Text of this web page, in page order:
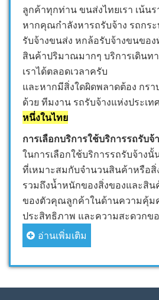
ลูกค้าทุกท่าน ขนส่งไทยเรา เน้นร
หากคุณกำลังหารถรับจ้าง รถกระ
รับจ้างขนส่ง หกล้อรับจ้างขนขอ
สินค้าปริมาณมากๆ บริการเดินท
เราได้ตลอดเวลาครับ
และหากมีสิ่งใดผิดพลาดต้อง กร
ด้วย ทีมงาน รถรับจ้างแห่งประเท
หนึ่งในไทย
การเลือกบริการใช้บริการรถรับจ้
ในการเลือกใช้บริการรถรับจ้าง
ที่เหมาะสมกับจำนวนสินค้าหรือสิ่
รวมถึงน้ำหนักของสิ่งของและสิน
ของตัวคุณลูกค้าในด้านความคุ้ม
ประสิทธิภาพ และความสะดวกข
อ่านเพิ่มเติม